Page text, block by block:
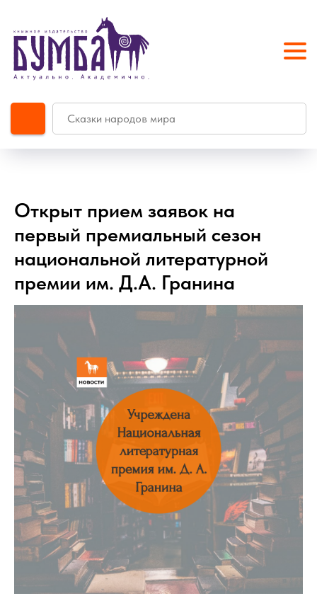
Открыт прием заявок на
первый премиальный сезон
национальной литературной
премии им. Д.А. Гранина